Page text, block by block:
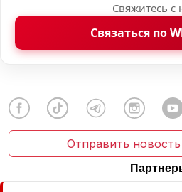
Свяжитесь с
Связаться по
Отправить